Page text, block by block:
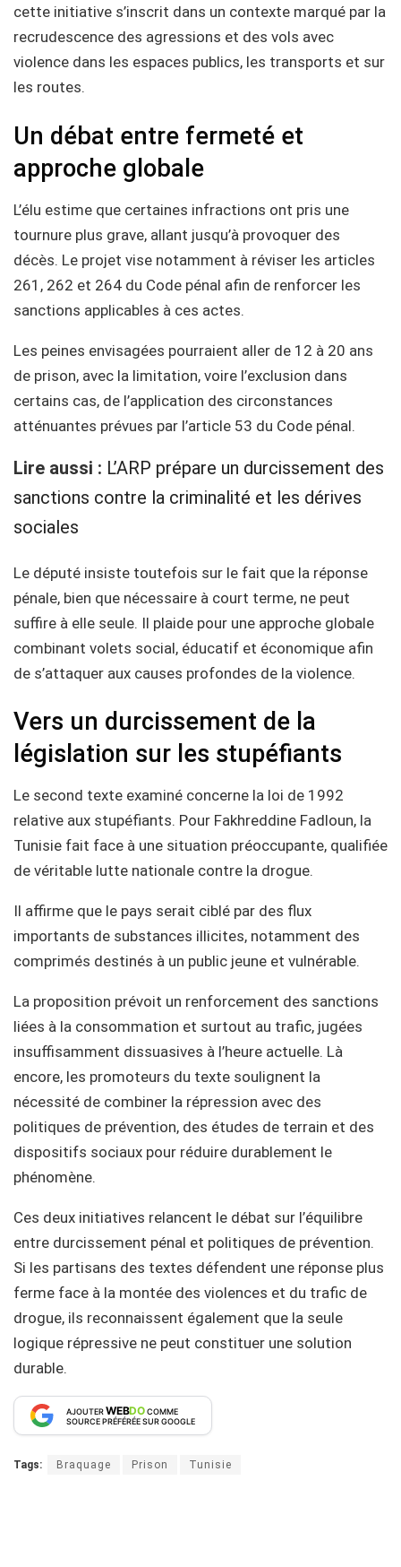
cette initiative s’inscrit dans un contexte marqué par la
recrudescence des agressions et des vols avec
violence dans les espaces publics, les transports et sur
les routes.
Un débat entre fermeté et
approche globale
L’élu estime que certaines infractions ont pris une
tournure plus grave, allant jusqu’à provoquer des
décès. Le projet vise notamment à réviser les articles
261, 262 et 264 du Code pénal afin de renforcer les
sanctions applicables à ces actes.
Les peines envisagées pourraient aller de 12 à 20 ans
de prison, avec la limitation, voire l’exclusion dans
certains cas, de l’application des circonstances
atténuantes prévues par l’article 53 du Code pénal.
Lire aussi : L’ARP prépare un durcissement des
sanctions contre la criminalité et les dérives
sociales
Le député insiste toutefois sur le fait que la réponse
pénale, bien que nécessaire à court terme, ne peut
suffire à elle seule. Il plaide pour une approche globale
combinant volets social, éducatif et économique afin
de s’attaquer aux causes profondes de la violence.
Vers un durcissement de la
législation sur les stupéfiants
Le second texte examiné concerne la loi de 1992
relative aux stupéfiants. Pour Fakhreddine Fadloun, la
Tunisie fait face à une situation préoccupante, qualifiée
de véritable lutte nationale contre la drogue.
Il affirme que le pays serait ciblé par des flux
importants de substances illicites, notamment des
comprimés destinés à un public jeune et vulnérable.
La proposition prévoit un renforcement des sanctions
liées à la consommation et surtout au trafic, jugées
insuffisamment dissuasives à l’heure actuelle. Là
encore, les promoteurs du texte soulignent la
nécessité de combiner la répression avec des
politiques de prévention, des études de terrain et des
dispositifs sociaux pour réduire durablement le
phénomène.
Ces deux initiatives relancent le débat sur l’équilibre
entre durcissement pénal et politiques de prévention.
Si les partisans des textes défendent une réponse plus
ferme face à la montée des violences et du trafic de
drogue, ils reconnaissent également que la seule
logique répressive ne peut constituer une solution
durable.
AJOUTERWEBDOCOMME
SOURCE PRÉFÉRÉE SUR GOOGLE
Tags: Braquage Prison Tunisie